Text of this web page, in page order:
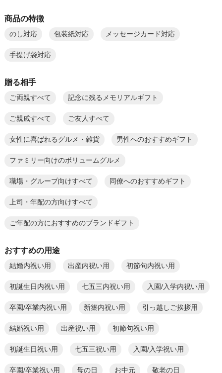
商品の特徴
のし対応 包装紙対応 メッセージカード対応
手提げ袋対応
贈る相手
ご両親すべて 記念に残るメモリアルギフト
ご親戚すべて ご友人すべて
女性に喜ばれるグルメ・雑貨 男性へのおすすめギフト
ファミリー向けのボリュームグルメ
職場・グループ向けすべて 同僚へのおすすめギフト
上司・年配の方向けすべて
ご年配の方におすすめのブランドギフト
おすすめの用途
結婚内祝い用 出産内祝い用 初節句内祝い用
初誕生日内祝い用 七五三内祝い用 入園/入学内祝い用
卒園/卒業内祝い用 新築内祝い用 引っ越しご挨拶用
結婚祝い用 出産祝い用 初節句祝い用
初誕生日祝い用 七五三祝い用 入園/入学祝い用
卒園/卒業祝い用 母の日 お中元 敬老の日